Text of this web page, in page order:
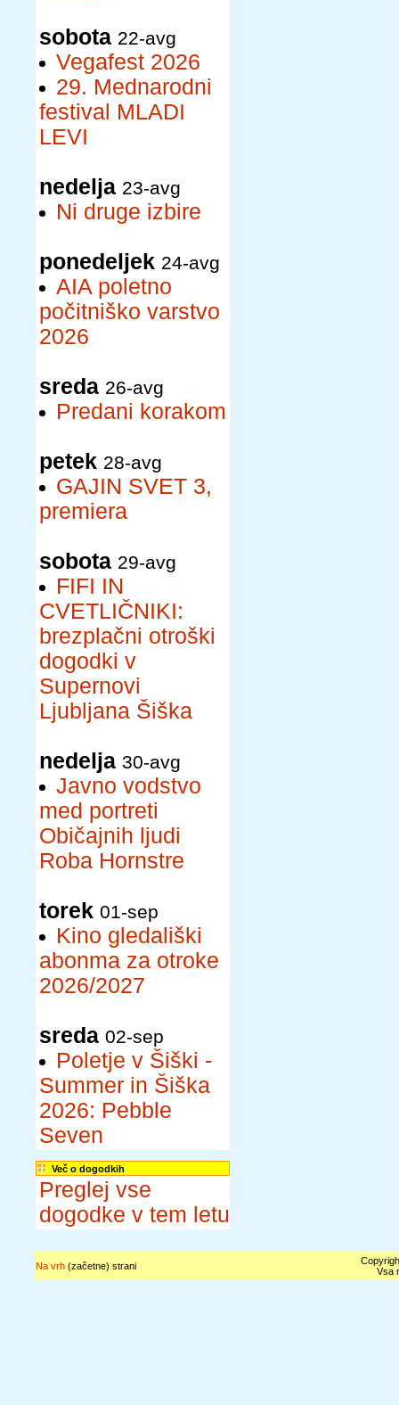
sobota 22-avg
Vegafest 2026
29. Mednarodni
festival MLADI
LEVI
nedelja 23-avg
Ni druge izbire
ponedeljek 24-avg
AIA poletno
počitniško varstvo
2026
sreda 26-avg
Predani korakom
petek 28-avg
GAJIN SVET 3,
premiera
sobota 29-avg
FIFI IN
CVETLIČNIKI:
brezplačni otroški
dogodki v
Supernovi
Ljubljana Šiška
nedelja 30-avg
Javno vodstvo
med portreti
Običajnih ljudi
Roba Hornstre
torek 01-sep
Kino gledališki
abonma za otroke
2026/2027
sreda 02-sep
Poletje v Šiški -
Summer in Šiška
2026: Pebble
Seven
Več o dogodkih
Preglej vse
dogodke v tem letu
Na vrh(začetne) strani
Vsa